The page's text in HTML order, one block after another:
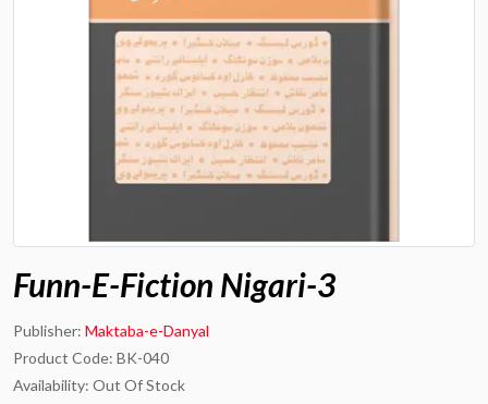
Funn-E-Fiction Nigari-3
Publisher: Maktaba-e-Danyal
Product Code: BK-040
Availability: Out Of Stock